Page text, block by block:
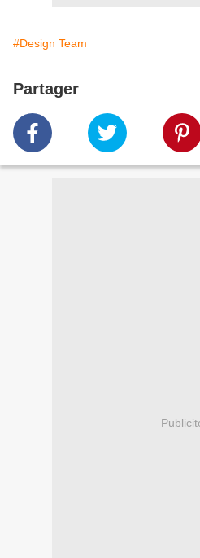
#Design Team
Partager